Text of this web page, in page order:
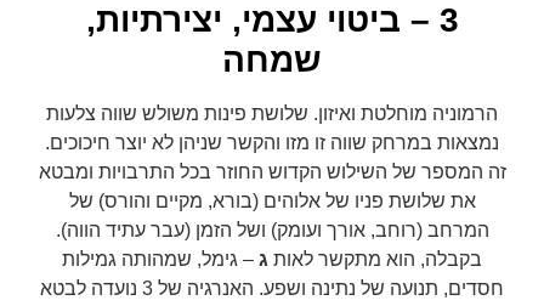
3 – ביטוי עצמי, יצירתיות,
שמחה
הרמוניה מוחלטת ואיזון. שלושת פינות משולש שווה צלעות
נמצאות במרחק שווה זו מזו והקשר שניהן לא יוצר חיכוכים.
זה המספר של השילוש הקדוש החוזר בכל התרבויות ומבטא
את שלושת פניו של אלוהים (בורא, מקיים והורס) של
המרחב (רוחב, אורך ועומק) ושל הזמן (עבר עתיד הווה).
בקבלה, הוא מתקשר לאות ג – גימל, שמהותה גמילות
חסדים, תנועה של נתינה ושפע. האנרגיה של 3 נועדה לבטא